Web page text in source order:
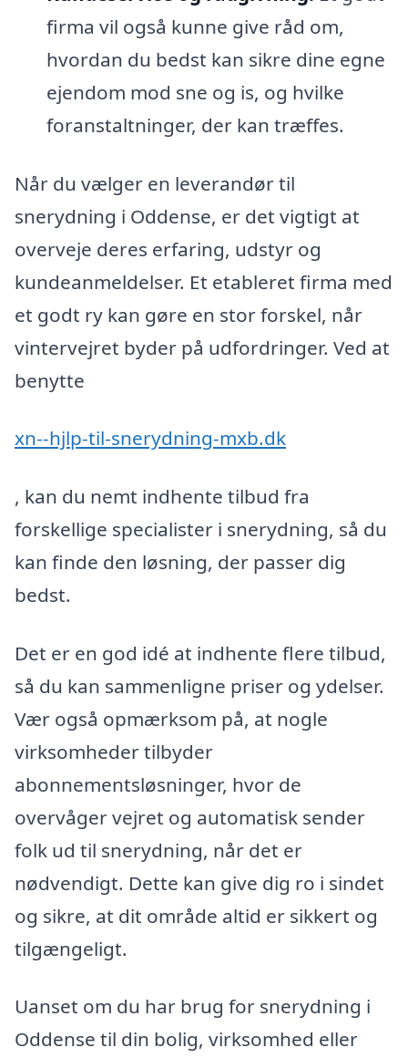
firma vil også kunne give råd om,
hvordan du bedst kan sikre dine egne
ejendom mod sne og is, og hvilke
foranstaltninger, der kan træffes.
Når du vælger en leverandør til
snerydning i Oddense, er det vigtigt at
overveje deres erfaring, udstyr og
kundeanmeldelser. Et etableret firma med
et godt ry kan gøre en stor forskel, når
vintervejret byder på udfordringer. Ved at
benytte
xn--hjlp-til-snerydning-mxb.dk
, kan du nemt indhente tilbud fra
forskellige specialister i snerydning, så du
kan finde den løsning, der passer dig
bedst.
Det er en god idé at indhente flere tilbud,
så du kan sammenligne priser og ydelser.
Vær også opmærksom på, at nogle
virksomheder tilbyder
abonnementsløsninger, hvor de
overvåger vejret og automatisk sender
folk ud til snerydning, når det er
nødvendigt. Dette kan give dig ro i sindet
og sikre, at dit område altid er sikkert og
tilgængeligt.
Uanset om du har brug for snerydning i
Oddense til din bolig, virksomhed eller